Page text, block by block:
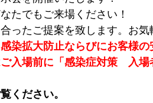
たでもご来場ください！
ったご提案を致します。お気
拡大防止ならびにお客様の
場前に「感染症対策　入場
ください。